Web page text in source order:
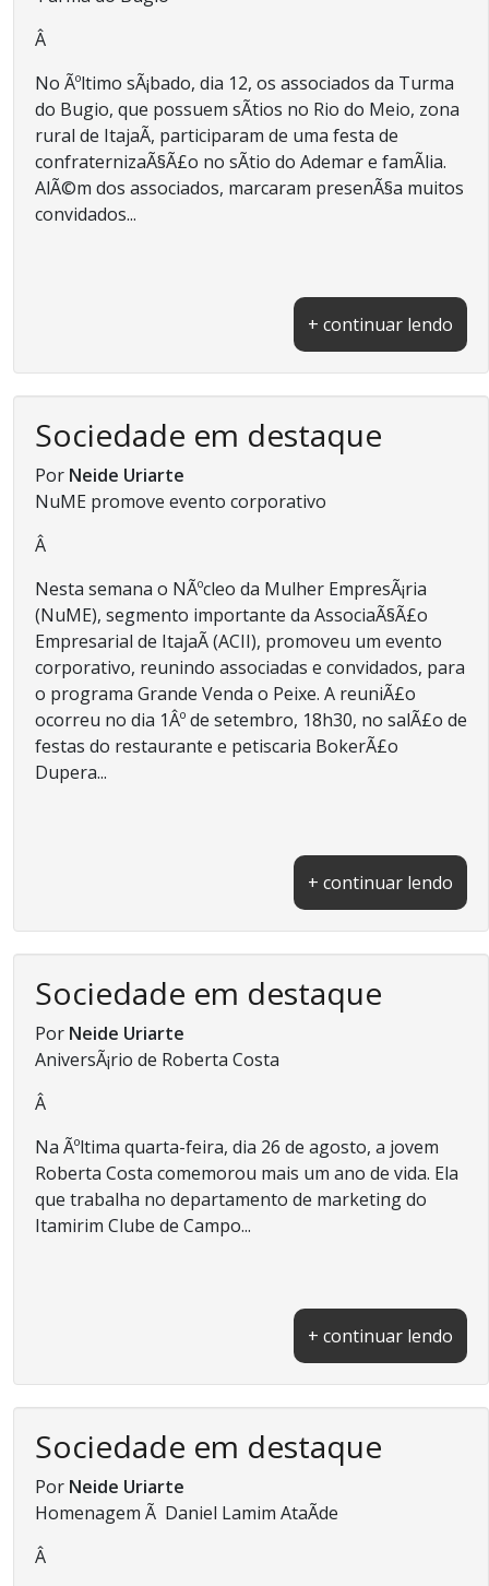
Â
No Ãºltimo sÃ¡bado, dia 12, os associados da Turma
do Bugio, que possuem sÃ­tios no Rio do Meio, zona
rural de ItajaÃ­, participaram de uma festa de
confraternizaÃ§Ã£o no sÃ­tio do Ademar e famÃ­lia.
AlÃ©m dos associados, marcaram presenÃ§a muitos
convidados...
+ continuar lendo
Sociedade em destaque
Por Neide Uriarte
NuME promove evento corporativo
Â
Nesta semana o NÃºcleo da Mulher EmpresÃ¡ria
(NuME), segmento importante da AssociaÃ§Ã£o
Empresarial de ItajaÃ­ (ACII), promoveu um evento
corporativo, reunindo associadas e convidados, para
o programa Grande Venda o Peixe. A reuniÃ£o
ocorreu no dia 1Âº de setembro, 18h30, no salÃ£o de
festas do restaurante e petiscaria BokerÃ£o
Dupera...
+ continuar lendo
Sociedade em destaque
Por Neide Uriarte
AniversÃ¡rio de Roberta Costa
Â
Na Ãºltima quarta-feira, dia 26 de agosto, a jovem
Roberta Costa comemorou mais um ano de vida. Ela
que trabalha no departamento de marketing do
Itamirim Clube de Campo...
+ continuar lendo
Sociedade em destaque
Por Neide Uriarte
Homenagem Ã Daniel Lamim AtaÃ­de
Â